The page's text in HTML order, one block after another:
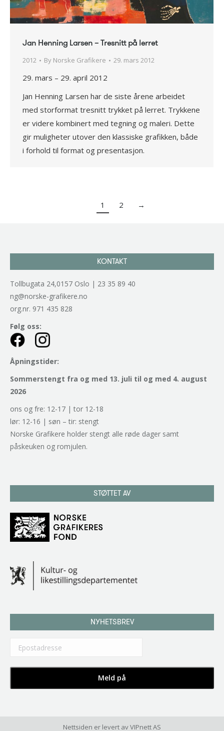
Jan Henning Larsen – Tresnitt på lerret
2012 By Norske Grafikere 29. mars 2012
29. mars – 29. april 2012
Jan Henning Larsen har de siste årene arbeidet
med storformat tresnitt trykket på lerret. Trykkene
er videre kombinert med tegning og maleri. Dette
gir muligheter utover den klassiske grafikken, både
i forhold til format og presentasjon.
1 2 →
KONTAKT
Tollbugata 24,0157 Oslo | 23 35 89 40
ng@norske-grafikere.no
org.nr. 971 435 828
Følg oss:
Åpningstider:
Sommerstengt fra og med 13. juli til og med 4. august
2026
ons og fre: 12-17 | tor 12-18
lør: 12-16 | søn – tir: stengt
Norske Grafikere holder stengt alle røde dager samt
påskeuken og romjulen.
STØTTET AV
NYHETSBREV
Nettsiden er levert avVIPnett AS